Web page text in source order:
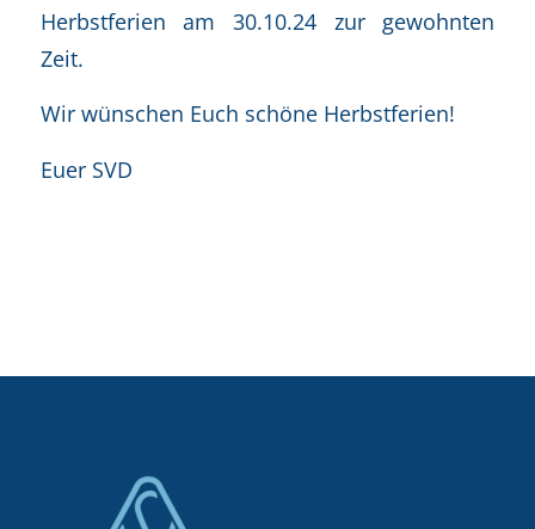
Herbstferien am 30.10.24 zur gewohnten
Zeit.
Wir wünschen Euch schöne Herbstferien!
Euer SVD